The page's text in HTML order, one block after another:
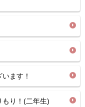
います！
もり！(二年生)